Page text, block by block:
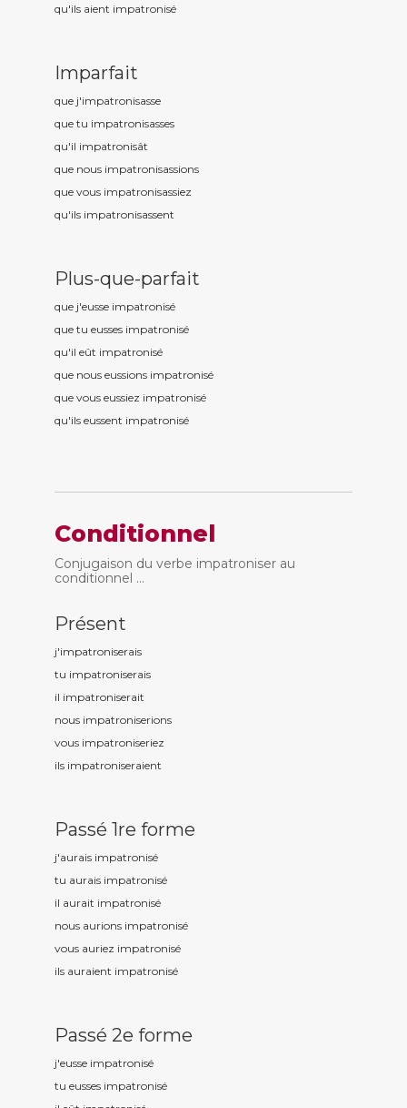
qu'ils aient impatronisé
Imparfait
que j'impatronisasse
que tu impatronisasses
qu'il impatronisât
que nous impatronisassions
que vous impatronisassiez
qu'ils impatronisassent
Plus-que-parfait
que j'eusse impatronisé
que tu eusses impatronisé
qu'il eût impatronisé
que nous eussions impatronisé
que vous eussiez impatronisé
qu'ils eussent impatronisé
Conditionnel
Conjugaison du verbe impatroniser au
conditionnel ...
Présent
j'impatroniserais
tu impatroniserais
il impatroniserait
nous impatroniserions
vous impatroniseriez
ils impatroniseraient
Passé 1re forme
j'aurais impatronisé
tu aurais impatronisé
il aurait impatronisé
nous aurions impatronisé
vous auriez impatronisé
ils auraient impatronisé
Passé 2e forme
j'eusse impatronisé
tu eusses impatronisé